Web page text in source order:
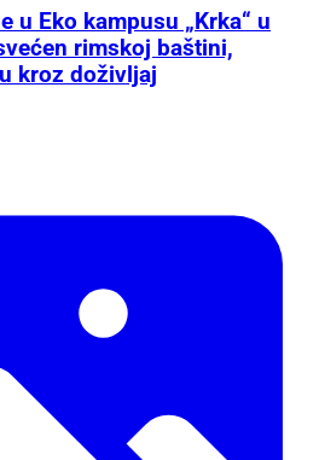
u Eko kampusu „Krka“ u
rimskoj baštini,
kroz doživljaj